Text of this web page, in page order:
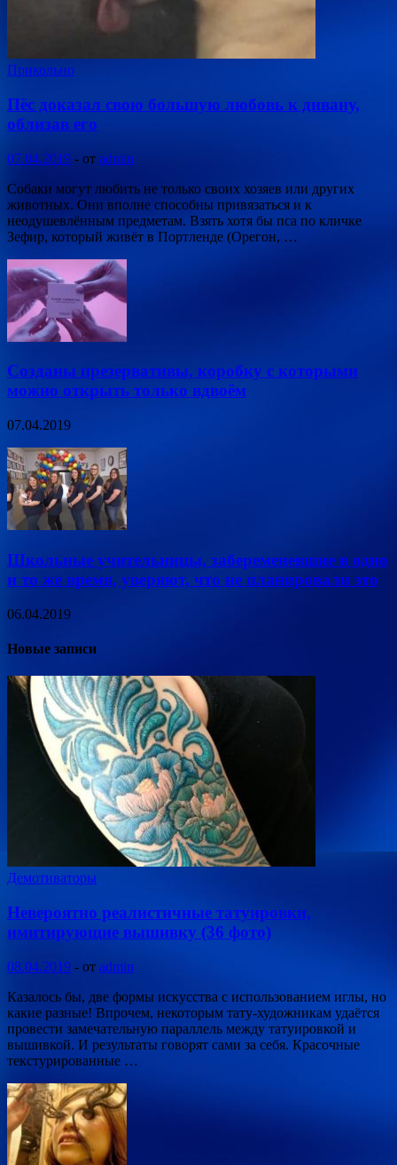
Прикольно
Пёс доказал свою большую любовь к дивану,
облизав его
07.04.2019 - от admin
Собаки могут любить не только своих хозяев или других
животных. Они вполне способны привязаться и к
неодушевлённым предметам. Взять хотя бы пса по кличке
Зефир, который живёт в Портленде (Орегон, …
Созданы презервативы, коробку с которыми
можно открыть только вдвоём
07.04.2019
Школьные учительницы, забеременевшие в одно
и то же время, уверяют, что не планировали это
06.04.2019
Новые записи
Демотиваторы
Невероятно реалистичные татуировки,
имитирующие вышивку (36 фото)
08.04.2019 - от admin
Казалось бы, две формы искусства с использованием иглы, но
какие разные! Впрочем, некоторым тату-художникам удаётся
провести замечательную параллель между татуировкой и
вышивкой. И результаты говорят сами за себя. Красочные
текстурированные …